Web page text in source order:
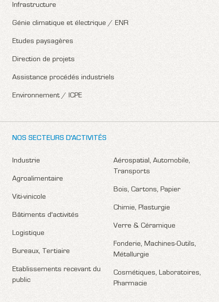
Infrastructure
Génie climatique et électrique / ENR
Etudes paysagères
Direction de projets
Assistance procédés industriels
Environnement / ICPE
NOS SECTEURS D'ACTIVITÉS
Industrie
Agroalimentaire
Viti-vinicole
Bâtiments d'activités
Logistique
Bureaux, Tertiaire
Etablissements recevant du
public
Aérospatial, Automobile,
Transports
Bois, Cartons, Papier
Chimie, Plasturgie
Verre & Céramique
Fonderie, Machines-Outils,
Métallurgie
Cosmétiques, Laboratoires,
Pharmacie